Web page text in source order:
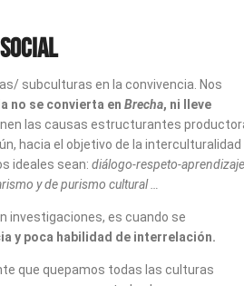
subculturas en la convivencia. Nos
no se convierta en Brecha, ni lleve
las causas estructurantes
hacia el objetivo de la interculturalidad
ideales sean: diálogo-respeto-aprendizaje
y de purismo cultural …
investigaciones, es cuando se
y poca habilidad de interrelación.
que quepamos todas las culturas